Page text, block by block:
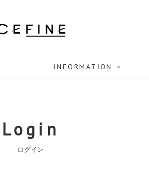
INFORMATION
Login
ログイン